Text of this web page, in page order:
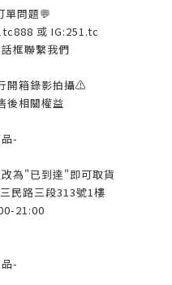
單問題💬
或 IG:251.tc
框聯繫我們
開箱錄影拍攝⚠️
後相關權益
-
為"已到達"即可取貨
民路三段313號1樓
21:00
-